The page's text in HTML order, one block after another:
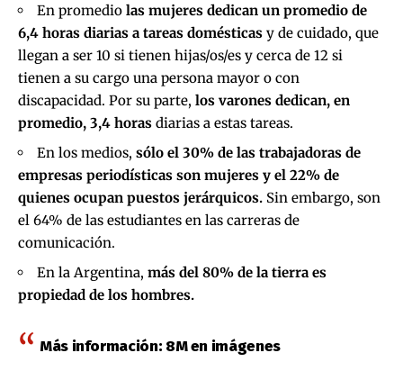
En promedio las mujeres dedican un promedio de
6,4 horas diarias a tareas domésticas y de cuidado, que
llegan a ser 10 si tienen hijas/os/es y cerca de 12 si
tienen a su cargo una persona mayor o con
discapacidad. Por su parte, los varones dedican, en
promedio, 3,4 horas diarias a estas tareas.
En los medios, sólo el 30% de las trabajadoras de
empresas periodísticas son mujeres y el 22% de
quienes ocupan puestos jerárquicos. Sin embargo, son
el 64% de las estudiantes en las carreras de
comunicación.
En la Argentina, más del 80% de la tierra es
propiedad de los hombres.
Más información: 8M en imágenes